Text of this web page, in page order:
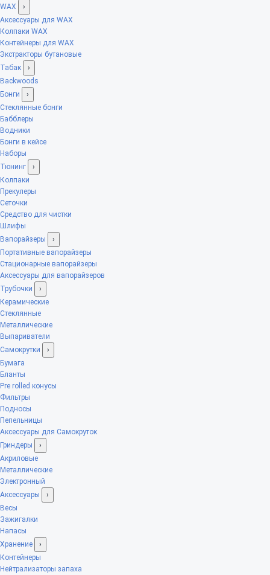
WAX
›
Аксессуары для WAX
Колпаки WAX
Контейнеры для WAX
Экстракторы бутановые
Табак
›
Backwoods
Бонги
›
Стеклянные бонги
Бабблеры
Водники
Бонги в кейсе
Наборы
Тюнинг
›
Колпаки
Прекулеры
Сеточки
Средство для чистки
Шлифы
Вапорайзеры
›
Портативные вапорайзеры
Стационарные вапорайзеры
Аксессуары для вапорайзеров
Трубочки
›
Керамические
Стеклянные
Металлические
Выпариватели
Самокрутки
›
Бумага
Бланты
Pre rolled конусы
Фильтры
Подносы
Пепельницы
Аксессуары для Самокруток
Гриндеры
›
Акриловые
Металлические
Электронный
Аксессуары
›
Весы
Зажигалки
Напасы
Хранение
›
Контейнеры
Нейтрализаторы запаха